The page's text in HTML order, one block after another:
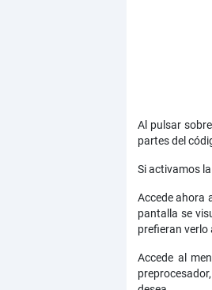
Al pulsar
partes del
Si activamos
Accede ahora
pantalla se
prefieran verlo
Accede al